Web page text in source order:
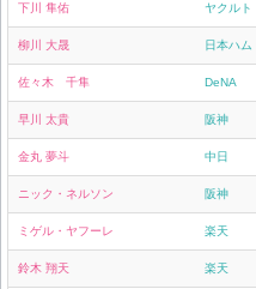
下川 隼佑 ヤクルト
柳川 大晟 日本ハム
佐々木 千隼 DeNA
早川 太貴 阪神
金丸 夢斗 中日
ニック・ネルソン 阪神
ミゲル・ヤフーレ 楽天
鈴木 翔天 楽天